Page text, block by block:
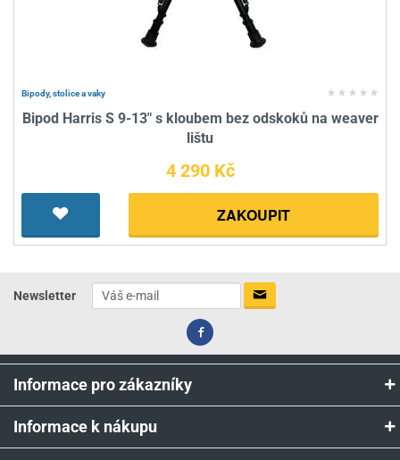
Bipody, stolice a vaky
Bipod Harris S 9-13" s kloubem bez odskoků na weaver
lištu
4 290 Kč
ZAKOUPIT
Newsletter
Informace pro zákazníky
Informace k nákupu